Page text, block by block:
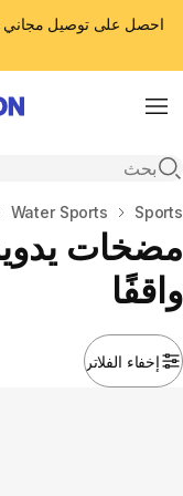
Menu
Open search
المنزل
Sports
Water Sports
مضخات
واقفًا
إخفاء الفلاتر